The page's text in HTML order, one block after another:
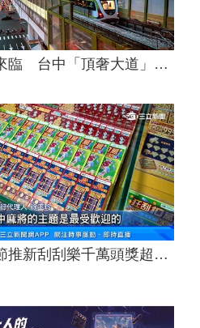
商場戰國來臨 台中「頂奢大道」逐漸成形
台彩父親節推新刮刮樂千萬頭獎超「爸」氣